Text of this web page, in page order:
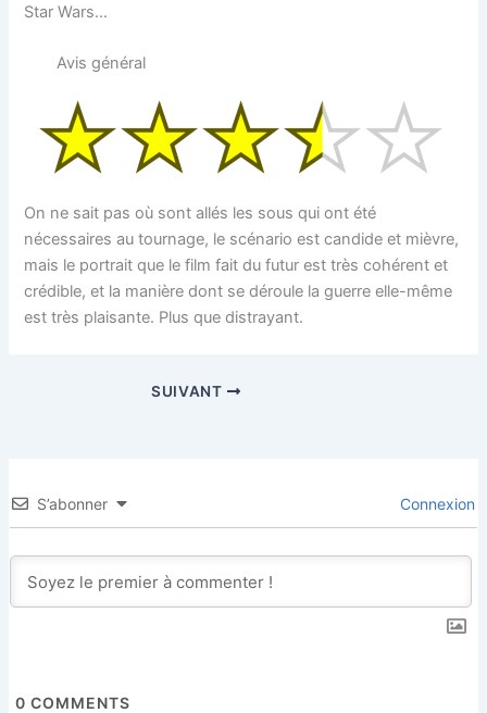
Star Wars…
Avis général
On ne sait pas où sont allés les sous qui ont été
nécessaires au tournage, le scénario est candide et mièvre,
mais le portrait que le film fait du futur est très cohérent et
crédible, et la manière dont se déroule la guerre elle-même
est très plaisante. Plus que distrayant.
SUIVANT
S’abonner Connexion
0 COMMENTS